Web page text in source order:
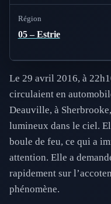
Région
05 – Estrie
Le 29 avril 2016, à
circulaient en
Deauville, à
lumineux dans le ciel.
boule de feu, ce qui a
attention. Elle a
rapidement sur
phénomène.